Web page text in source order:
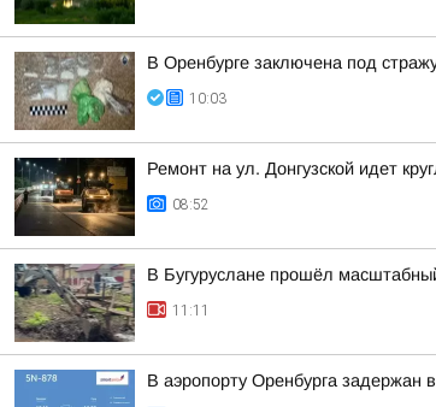
В Оренбурге заключена под
10:03
Ремонт на ул. Донгузской идет
08:52
В Бугуруслане прошёл
11:11
В аэропорту Оренбурга задержан